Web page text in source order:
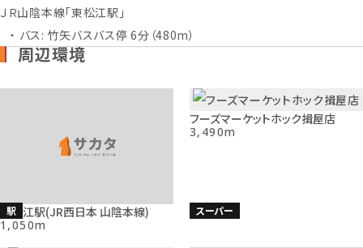
ＪＲ山陰本線「東松江駅」
バス: 竹矢バスバス停 6分（480m）
周辺環境
駅
東松江駅(JR西日本 山陰本線)
1,050m
スーパー
フーズマーケットホック揖屋店
3,490m